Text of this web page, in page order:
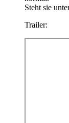
Steht sie
Trailer: